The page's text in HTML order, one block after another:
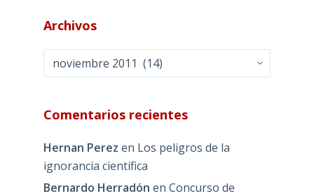
Archivos
Archivos
Comentarios recientes
Hernan Perez en Los peligros de la
ignorancia científica
Bernardo Herradón en Concurso de